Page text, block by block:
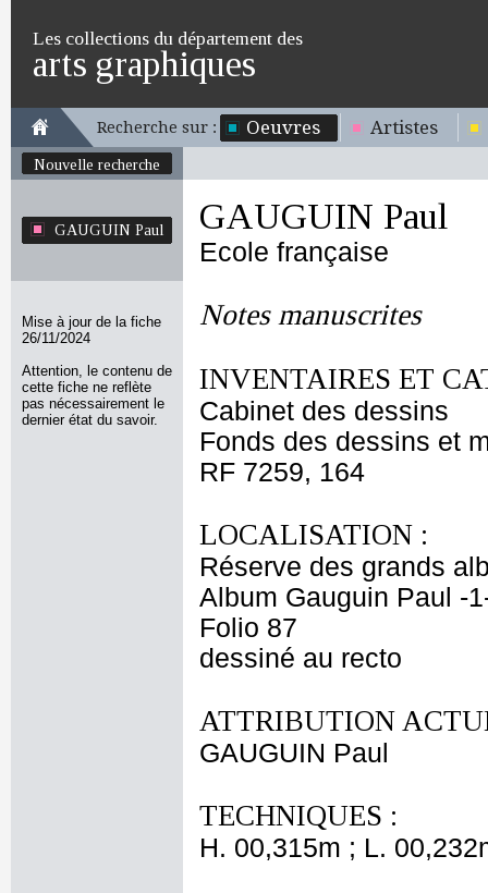
Les collections du département des
arts graphiques
Recherche sur : Oeuvres Artistes
Nouvelle recherche
GAUGUIN Paul
Mise à jour de la fiche
26/11/2024
Attention, le contenu de
cette fiche ne reflète
pas nécessairement le
dernier état du savoir.
GAUGUIN Paul
Ecole française
Notes manuscrites
INVENTAIRES ET
Cabinet des dessins
Fonds des dessins et
RF 7259, 164
LOCALISATION :
Réserve des grands
Album Gauguin Paul -
Folio 87
dessiné au recto
ATTRIBUTION
GAUGUIN Paul
TECHNIQUES :
H. 00,315m ; L.